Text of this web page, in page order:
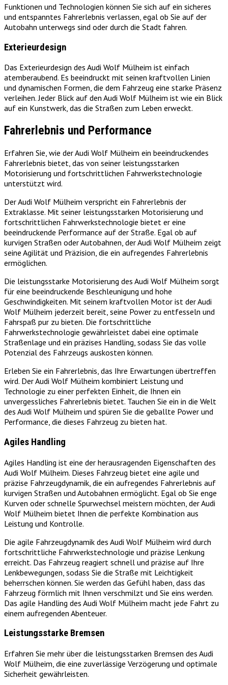
Funktionen und Technologien können Sie sich auf ein sicheres
und entspanntes Fahrerlebnis verlassen, egal ob Sie auf der
Autobahn unterwegs sind oder durch die Stadt fahren.
Exterieurdesign
Das Exterieurdesign des Audi Wolf Mülheim ist einfach
atemberaubend. Es beeindruckt mit seinen kraftvollen Linien
und dynamischen Formen, die dem Fahrzeug eine starke Präsenz
verleihen. Jeder Blick auf den Audi Wolf Mülheim ist wie ein Blick
auf ein Kunstwerk, das die Straßen zum Leben erweckt.
Fahrerlebnis und Performance
Erfahren Sie, wie der Audi Wolf Mülheim ein beeindruckendes
Fahrerlebnis bietet, das von seiner leistungsstarken
Motorisierung und fortschrittlichen Fahrwerkstechnologie
unterstützt wird.
Der Audi Wolf Mülheim verspricht ein Fahrerlebnis der
Extraklasse. Mit seiner leistungsstarken Motorisierung und
fortschrittlichen Fahrwerkstechnologie bietet er eine
beeindruckende Performance auf der Straße. Egal ob auf
kurvigen Straßen oder Autobahnen, der Audi Wolf Mülheim zeigt
seine Agilität und Präzision, die ein aufregendes Fahrerlebnis
ermöglichen.
Die leistungsstarke Motorisierung des Audi Wolf Mülheim sorgt
für eine beeindruckende Beschleunigung und hohe
Geschwindigkeiten. Mit seinem kraftvollen Motor ist der Audi
Wolf Mülheim jederzeit bereit, seine Power zu entfesseln und
Fahrspaß pur zu bieten. Die fortschrittliche
Fahrwerkstechnologie gewährleistet dabei eine optimale
Straßenlage und ein präzises Handling, sodass Sie das volle
Potenzial des Fahrzeugs auskosten können.
Erleben Sie ein Fahrerlebnis, das Ihre Erwartungen übertreffen
wird. Der Audi Wolf Mülheim kombiniert Leistung und
Technologie zu einer perfekten Einheit, die Ihnen ein
unvergessliches Fahrerlebnis bietet. Tauchen Sie ein in die Welt
des Audi Wolf Mülheim und spüren Sie die geballte Power und
Performance, die dieses Fahrzeug zu bieten hat.
Agiles Handling
Agiles Handling ist eine der herausragenden Eigenschaften des
Audi Wolf Mülheim. Dieses Fahrzeug bietet eine agile und
präzise Fahrzeugdynamik, die ein aufregendes Fahrerlebnis auf
kurvigen Straßen und Autobahnen ermöglicht. Egal ob Sie enge
Kurven oder schnelle Spurwechsel meistern möchten, der Audi
Wolf Mülheim bietet Ihnen die perfekte Kombination aus
Leistung und Kontrolle.
Die agile Fahrzeugdynamik des Audi Wolf Mülheim wird durch
fortschrittliche Fahrwerkstechnologie und präzise Lenkung
erreicht. Das Fahrzeug reagiert schnell und präzise auf Ihre
Lenkbewegungen, sodass Sie die Straße mit Leichtigkeit
beherrschen können. Sie werden das Gefühl haben, dass das
Fahrzeug förmlich mit Ihnen verschmilzt und Sie eins werden.
Das agile Handling des Audi Wolf Mülheim macht jede Fahrt zu
einem aufregenden Abenteuer.
Leistungsstarke Bremsen
Erfahren Sie mehr über die leistungsstarken Bremsen des Audi
Wolf Mülheim, die eine zuverlässige Verzögerung und optimale
Sicherheit gewährleisten.